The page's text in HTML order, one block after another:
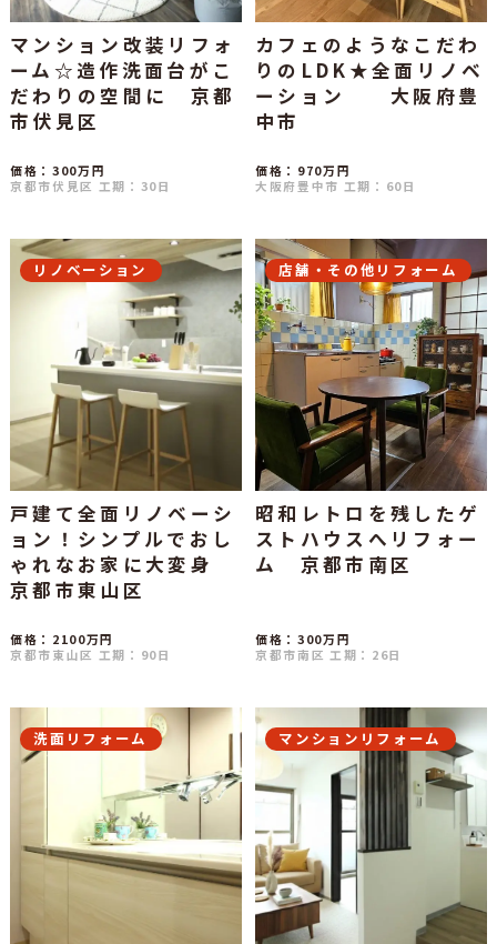
マンション改装リフォ
ーム☆造作洗面台がこ
だわりの空間に 京都
市伏見区
価格：300万円
京都市伏見区 工期：30日
カフェのようなこだわ
りのLDK★全面リノベ
ーション 大阪府豊
中市
価格：970万円
大阪府豊中市 工期：60日
リノベーション
戸建て全面リノベーシ
ョン！シンプルでおし
ゃれなお家に大変身
京都市東山区
価格：2100万円
京都市東山区 工期：90日
店舗・その他リフォーム
昭和レトロを残したゲ
ストハウスへリフォー
ム 京都市南区
価格：300万円
京都市南区 工期：26日
洗面リフォーム マンションリフォーム